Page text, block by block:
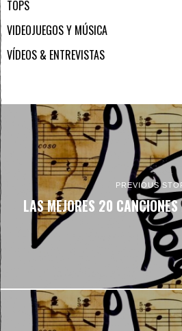
TOPS
VIDEOJUEGOS Y MÚSICA
VÍDEOS & ENTREVISTAS
PREVIOUS
LAS MEJORES 20